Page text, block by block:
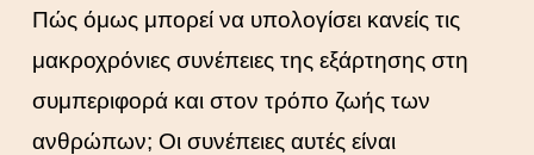
Πώς όμως μπορεί να υπολογίσει κανείς τις
μακροχρόνιες συνέπειες της εξάρτησης στη
συμπεριφορά και στον τρόπο ζωής των
ανθρώπων; Οι συνέπειες αυτές είναι